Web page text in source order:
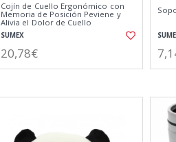
Cojín de Cuello Ergonómico con
Memoria de Posición Peviene y
Alivia el Dolor de Cuello
SUMEX
20,78€